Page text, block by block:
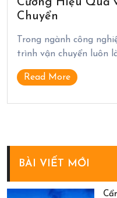
Chuyển
Trong ngành công
trình vận chuyển luôn
Read More
BÀI VIẾT MỚI